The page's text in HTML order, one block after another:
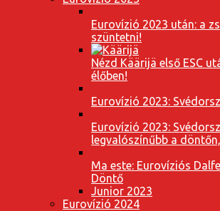
Eurovízió 2023 után: a
szüntetni!
Nézd Käärijä első ESC
élőben!
Eurovízió 2023:
Eurovízió 2023:
legvalószínűbb a
Ma este: Eurovíziós
Döntő
Junior 2023
Eurovízió 2024